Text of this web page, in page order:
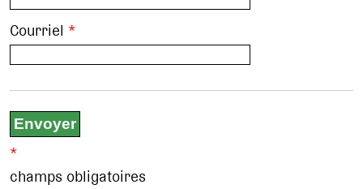
Courriel *
*
champs obligatoires